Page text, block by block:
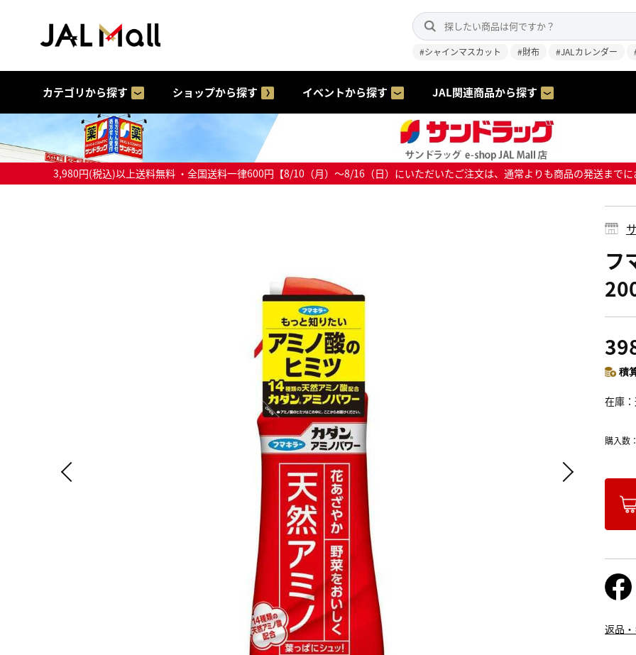
#シャインマスカット #財布 #JALカレンダー
カテゴリから探す ショップから探す イベントから探す JAL関連商品から探す
3,980円(税込)以上送料無料 ・全国送料一律600円【8/10（月）～8/16（日）にいただいたご注文は、通常よりも商品の発送まで
フ
積
在庫
購入数：
返品